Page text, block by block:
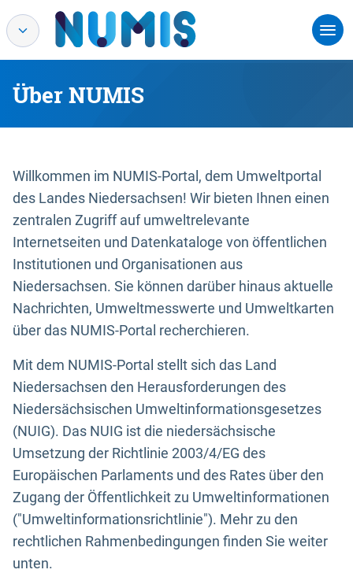
Über NUMIS
Willkommen im NUMIS-Portal, dem Umweltportal
des Landes Niedersachsen! Wir bieten Ihnen einen
zentralen Zugriff auf umweltrelevante
Internetseiten und Datenkataloge von öffentlichen
Institutionen und Organisationen aus
Niedersachsen. Sie können darüber hinaus aktuelle
Nachrichten, Umweltmesswerte und Umweltkarten
über das NUMIS-Portal recherchieren.
Mit dem NUMIS-Portal stellt sich das Land
Niedersachsen den Herausforderungen des
Niedersächsischen Umweltinformationsgesetzes
(NUIG). Das NUIG ist die niedersächsische
Umsetzung der Richtlinie 2003/4/EG des
Europäischen Parlaments und des Rates über den
Zugang der Öffentlichkeit zu Umweltinformationen
("Umweltinformationsrichtlinie"). Mehr zu den
rechtlichen Rahmenbedingungen finden Sie weiter
unten.